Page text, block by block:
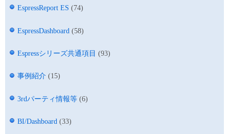
EspressReport ES (74)
EspressDashboard (58)
Espressシリーズ共通項目 (93)
事例紹介 (15)
3rdパーティ情報等 (6)
BI/Dashboard (33)